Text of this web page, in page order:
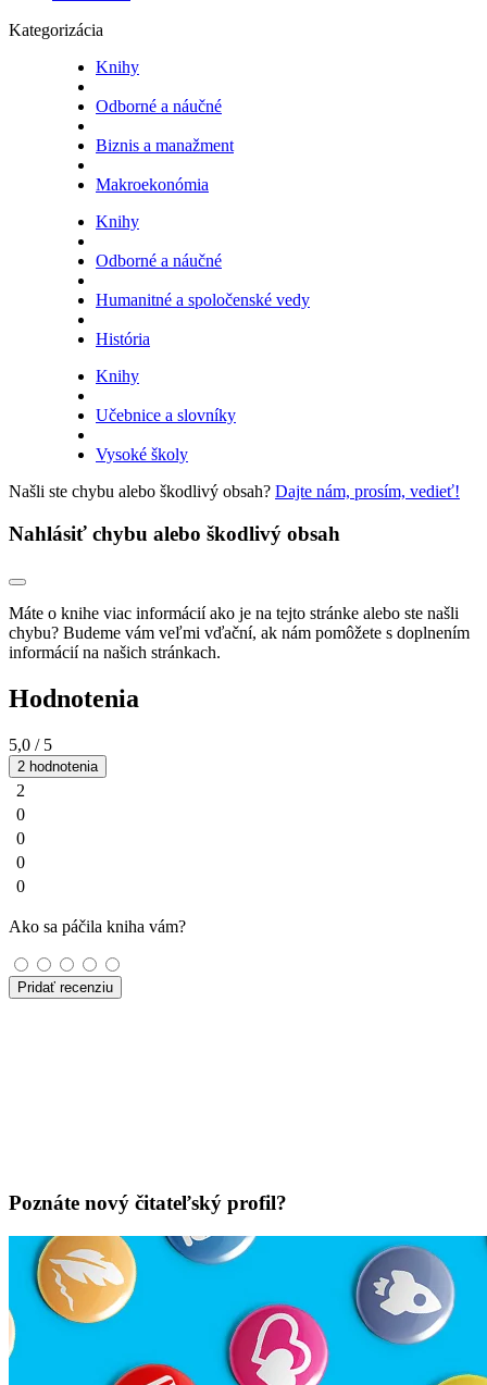
Kategorizácia
Knihy
Odborné a náučné
Biznis a manažment
Makroekonómia
Knihy
Odborné a náučné
Humanitné a spoločenské vedy
História
Knihy
Učebnice a slovníky
Vysoké školy
Našli ste chybu alebo škodlivý obsah? Dajte nám, prosím, vedieť!
Nahlásiť chybu alebo škodlivý obsah
Máte o knihe viac informácií ako je na tejto stránke alebo ste našli
chybu? Budeme vám veľmi vďační, ak nám pomôžete s doplnením
informácií na našich stránkach.
Hodnotenia
5,0 / 5
2 hodnotenia
2
0
0
0
0
Ako sa páčila kniha vám?
Pridať recenziu
Poznáte nový čitateľský profil?